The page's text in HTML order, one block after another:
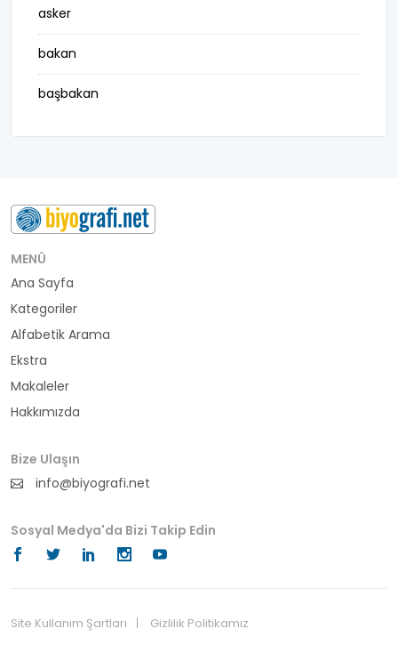
asker
bakan
başbakan
belediye başkanı
buluş
bürokrat
büyükelçi
cumhurbaşkanı
din adamı
doktor
fotoğrafçı
futbol
MENÜ
Ana Sayfa
Kategoriler
Alfabetik Arama
Ekstra
Makaleler
Hakkımızda
Bize Ulaşın
info@biyografi.net
Sosyal Medya'da Bizi Takip Edin
Site Kullanım Şartları
Gizlilik Politikamız